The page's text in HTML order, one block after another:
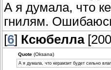
А я думала, что
гнилям.
[6] Ксюбелла
Quote(Oksana)
А я думала, что керамзит будет сильно